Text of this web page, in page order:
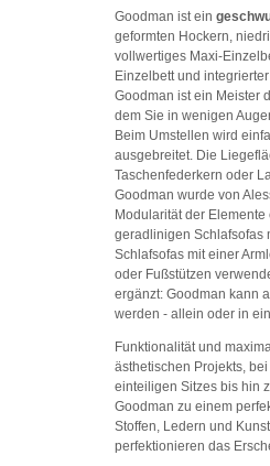
Goodman ist ein
geformten Hockern,
vollwertiges Maxi-
Einzelbett und
Goodman ist ein Meister
dem Sie in wenigen
Beim Umstellen wird
ausgebreitet. Die
Taschenfederkern oder
Goodman wurde von
Modularität der
geradlinigen Schlafsofas
Schlafsofas mit einer
oder Fußstützen
ergänzt: Goodman kann
werden - allein oder in
Funktionalität und
ästhetischen Projekts,
einteiligen Sitzes bis hin
Goodman zu einem
Stoffen, Ledern und
perfektionieren das